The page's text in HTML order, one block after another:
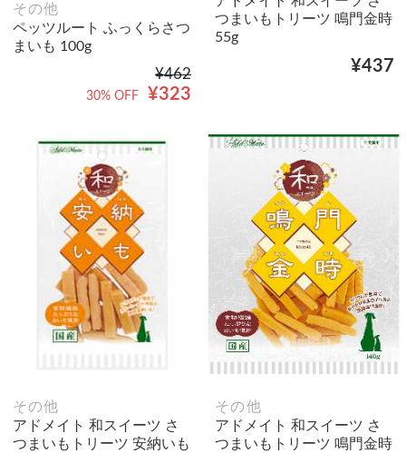
その他
ペッツルート ふっくらさつ
まいも 100g
¥462
¥323
30% OFF
つまいもトリーツ 鳴門金時
55g
¥437
その他
アドメイト 和スイーツ さ
つまいもトリーツ 安納いも
その他
アドメイト 和スイーツ さ
つまいもトリーツ 鳴門金時